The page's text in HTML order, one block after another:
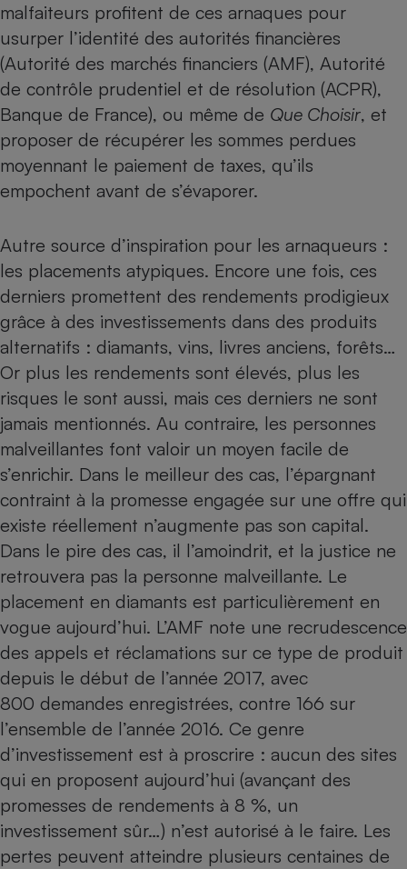
malfaiteurs profitent de ces arnaques pour
usurper l’identité des autorités financières
(Autorité des marchés financiers (AMF), Autorité
de contrôle prudentiel et de résolution (ACPR),
Banque de France), ou même de Que Choisir, et
proposer de récupérer les sommes perdues
moyennant le paiement de taxes, qu’ils
empochent avant de s’évaporer.
Autre source d’inspiration pour les arnaqueurs :
les placements atypiques. Encore une fois, ces
derniers promettent des rendements prodigieux
grâce à des investissements dans des produits
alternatifs : diamants, vins, livres anciens, forêts…
Or plus les rendements sont élevés, plus les
risques le sont aussi, mais ces derniers ne sont
jamais mentionnés. Au contraire, les personnes
malveillantes font valoir un moyen facile de
s’enrichir. Dans le meilleur des cas, l’épargnant
contraint à la promesse engagée sur une offre qui
existe réellement n’augmente pas son capital.
Dans le pire des cas, il l’amoindrit, et la justice ne
retrouvera pas la personne malveillante. Le
placement en diamants est particulièrement en
vogue aujourd’hui. L’AMF note une recrudescence
des appels et réclamations sur ce type de produit
depuis le début de l’année 2017, avec
800 demandes enregistrées, contre 166 sur
l’ensemble de l’année 2016. Ce genre
d’investissement est à proscrire : aucun des sites
qui en proposent aujourd’hui (avançant des
promesses de rendements à 8 %, un
investissement sûr…) n’est autorisé à le faire. Les
pertes peuvent atteindre plusieurs centaines de
Plaque de cuisson à
induction
Climatiseur -
Ventilateur
Cafetière à expressos
Robot ménager
Téléphone mobile -
Smartphone
Antivirus
Climatiseur -